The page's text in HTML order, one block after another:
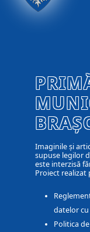
Imaginile și
supuse legilor
este interzisă
Proiect realizat
datelor
Politica